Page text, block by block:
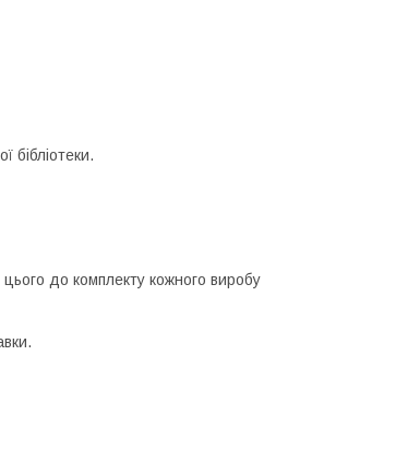
бібліотеки.
до комплекту кожного виробу